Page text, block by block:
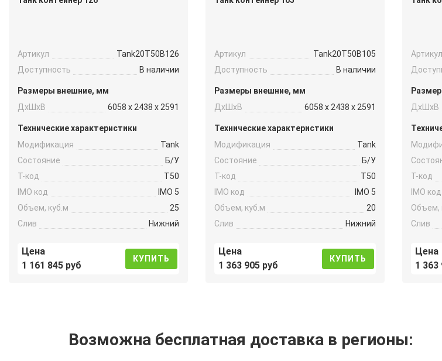
Артикул
Tank20Т50B126
Доступность
В наличии
Размеры внешние, мм
ДxШxВ
6058 x 2438 x 2591
Технические характеристики
Модификация
Tank
Состояние
Б/У
Т-код
Т50
IMO код
IMO 5
Объем, куб.м
25
Слив
Нижний
Цена
1 161 845 руб
КУПИТЬ
Артикул
Tank20Т50B105
Доступность
В наличии
Размеры внешние, мм
ДxШxВ
6058 x 2438 x 2591
Технические характеристики
Модификация
Tank
Состояние
Б/У
Т-код
Т50
IMO код
IMO 5
Объем, куб.м
20
Слив
Нижний
Цена
1 363 905 руб
КУПИТЬ
Артикул
ДxШxВ
Т-код
IMO код
Объем,
Слив
Цена
1 363
Возможна бесплатная доставка в регионы: